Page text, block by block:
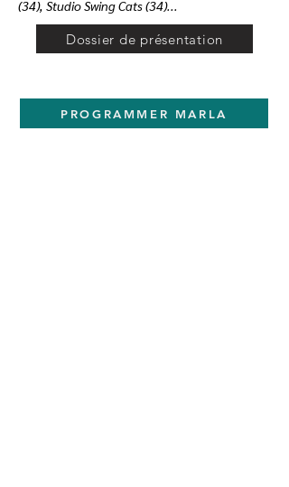
(34), Studio Swing Cats (34)...
Dossier de présentation
PROGRAMMER MARLA